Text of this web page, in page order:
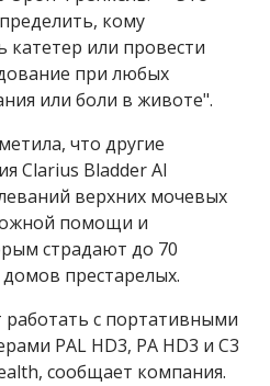
кому
катетер или провести
при любых
или боли в животе".
что другие
Clarius Bladder AI
верхних мочевых
помощи и
страдают до 70
престарелых.
с портативными
PAL HD3, PA HD3 и C3
сообщает компания.